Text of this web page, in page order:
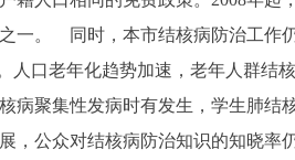
ENGLISH
DEUTSCH
一。 同时，本市结核病防治工作
人口老年化趋势加速，老年人群结
病聚集性发病时有发生，学生肺
，公众对结核病防治知识的知晓率